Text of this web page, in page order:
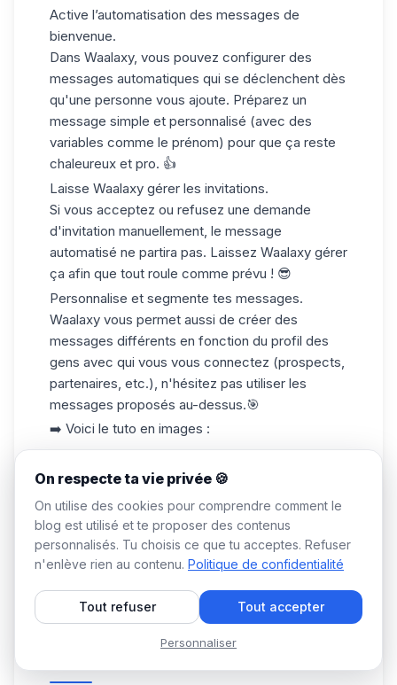
Active l’automatisation des messages de
bienvenue.
Dans Waalaxy, vous pouvez configurer des
messages automatiques qui se déclenchent dès
qu'une personne vous ajoute. Préparez un
message simple et personnalisé (avec des
variables comme le prénom) pour que ça reste
chaleureux et pro. 👍
Laisse Waalaxy gérer les invitations.
Si vous acceptez ou refusez une demande
d'invitation manuellement, le message
automatisé ne partira pas. Laissez Waalaxy gérer
ça afin que tout roule comme prévu ! 😎
Personnalise et segmente tes messages.
Waalaxy vous permet aussi de créer des
messages différents en fonction du profil des
gens avec qui vous vous connectez (prospects,
partenaires, etc.), n'hésitez pas utiliser les
messages proposés au-dessus.🎯
➡️ Voici le tuto en images :
On respecte ta vie privée 🍪
On utilise des cookies pour comprendre comment le
blog est utilisé et te proposer des contenus
personnalisés. Tu choisis ce que tu acceptes. Refuser
n'enlève rien au contenu. Politique de confidentialité
Tout refuser Tout accepter
Personnaliser